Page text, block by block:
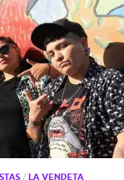
/ LA VENDETA